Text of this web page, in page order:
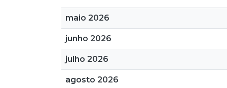
maio 2026
junho 2026
julho 2026
agosto 2026